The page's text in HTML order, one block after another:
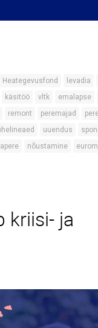
Heategevusfond levadia
käsitöö vltk emalapse
remont peremajad
uuendus
nõustamine
kriisi- ja